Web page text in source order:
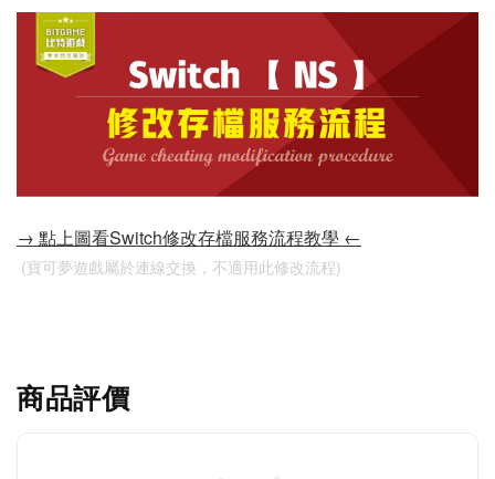
→ 點上圖看Switch修改存檔服務流程教學 ←
(寶可夢遊戲屬於連線交換，不適用此修改流程)
商品評價